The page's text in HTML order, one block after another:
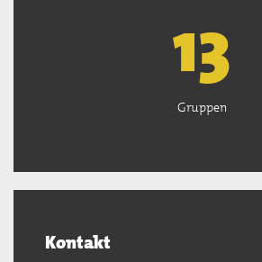
13
Gruppen
Kontakt